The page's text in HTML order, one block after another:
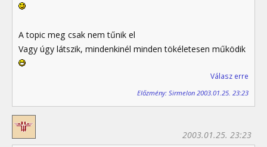
A topic meg csak nem tűnik el
Vagy úgy látszik, mindenkinél minden tökéletesen működik
Válasz erre
Előzmény: Sirmelon 2003.01.25. 23:23
2003.01.25. 23:23